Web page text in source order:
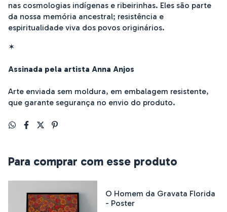
nas cosmologias indígenas e ribeirinhas. Eles são parte
da nossa memória ancestral; resistência e
espiritualidade viva dos povos originários.
✶
Assinada pela artista Anna Anjos
Arte enviada sem moldura, em embalagem resistente,
que garante segurança no envio do produto.
Para comprar com esse produto
O Homem da Gravata Florida
- Poster